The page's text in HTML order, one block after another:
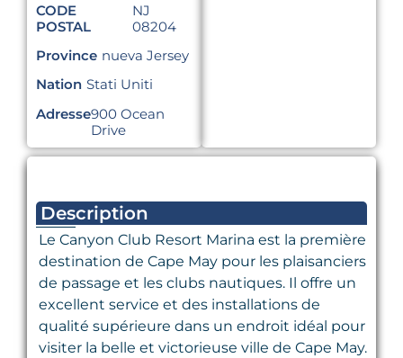
CODE
POSTAL
NJ
08204
Province nueva Jersey
Nation Stati Uniti
Adresse900 Ocean
Drive
Description
Le Canyon Club Resort Marina est la première
destination de Cape May pour les plaisanciers
de passage et les clubs nautiques. Il offre un
excellent service et des installations de
qualité supérieure dans un endroit idéal pour
visiter la belle et victorieuse ville de Cape May.